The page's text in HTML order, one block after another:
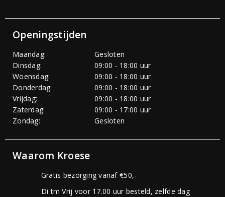
Openingstijden
Maandag:
Gesloten
Dinsdag:
09:00 - 18:00 uur
Woensdag:
09:00 - 18:00 uur
Donderdag:
09:00 - 18:00 uur
Vrijdag:
09:00 - 18:00 uur
Zaterdag:
09:00 - 17:00 uur
Zondag:
Gesloten
Waarom Kroese
Gratis bezorging vanaf €50,-
Di tm Vrij voor 17.00 uur besteld, zelfde dag